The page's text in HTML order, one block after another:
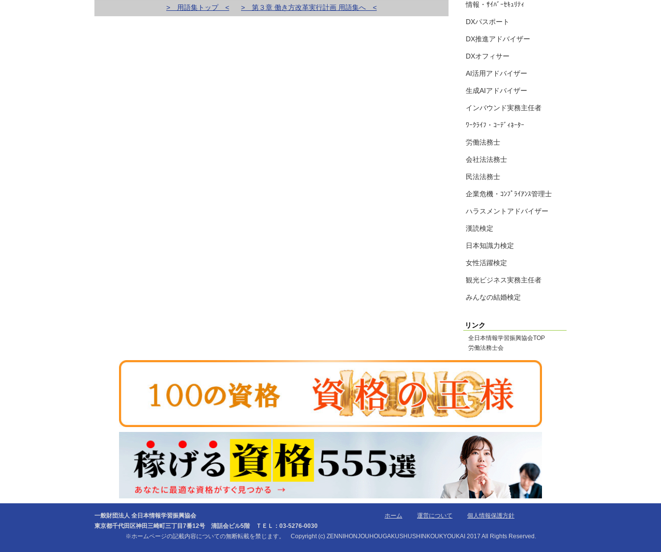
> 用語集トップ < > 第３章 働き方改革実行計画 用語集へ < 情報・ｻｲﾊﾞｰｾｷｭﾘﾃｨ
DXパスポート
DX推進アドバイザー
DXオフィサー
AI活用アドバイザー
生成AIアドバイザー
インバウンド実務主任者
ﾜｰｸﾗｲﾌ・ｺｰﾃﾞｨﾈｰﾀｰ
労働法務士
会社法法務士
民法法務士
企業危機・ｺﾝﾌﾟﾗｲｱﾝｽ管理士
ハラスメントアドバイザー
漢読検定
日本知識力検定
女性活躍検定
観光ビジネス実務主任者
みんなの結婚検定
リンク
全日本情報学習振興協会TOP
労働法務士会
ホーム 運営について 個人情報保護方針
一般財団法人 全日本情報学習振興協会
東京都千代田区神田三崎町三丁目7番12号 清話会ビル5階 ＴＥＬ：03-5276-0030
※ホームページの記載内容についての無断転載を禁じます。 Copyright (c) ZENNIHONJOUHOUGAKUSHUSHINKOUKYOUKAI 2017 All Rights Reserved.